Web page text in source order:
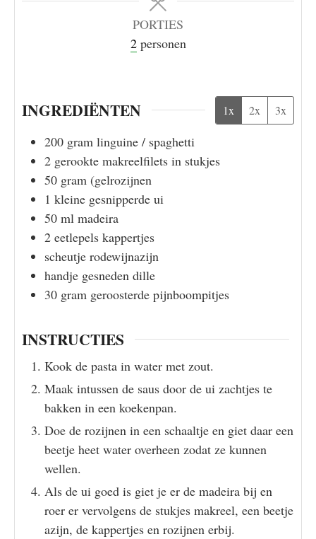
PORTIES
2 personen
INGREDIËNTEN 1x 2x 3x
200 gram linguine / spaghetti
2 gerookte makreelfilets in stukjes
50 gram (gelrozijnen
1 kleine gesnipperde ui
50 ml madeira
2 eetlepels kappertjes
scheutje rodewijnazijn
handje gesneden dille
30 gram geroosterde pijnboompitjes
INSTRUCTIES
Kook de pasta in water met zout.
Maak intussen de saus door de ui zachtjes te
bakken in een koekenpan.
Doe de rozijnen in een schaaltje en giet daar een
beetje heet water overheen zodat ze kunnen
wellen.
Als de ui goed is giet je er de madeira bij en
roer er vervolgens de stukjes makreel, een beetje
azijn, de kappertjes en rozijnen erbij.